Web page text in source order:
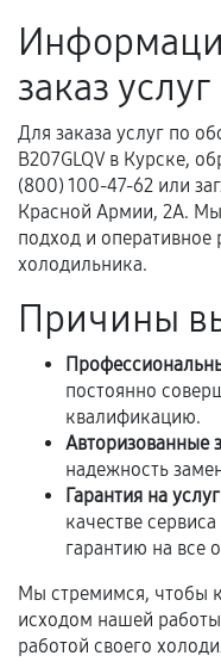
Гарантия на
сохраняться
соблюдены
техническим
дефектов.
Установка
центром.
При этом
остается на
продавца. За
сервисный центр
заказ услуг
Для заказа услуг по
B207GLQV в Курске,
(800) 100-47-62 или
Красной Армии, 2А.
подход и
холодильника.
Причины
постоянно
квалификацию.
Авторизованные
надежность
Гарантия на
качестве
гарантию на все
Мы стремимся, чтобы
исходом нашей
работой своего